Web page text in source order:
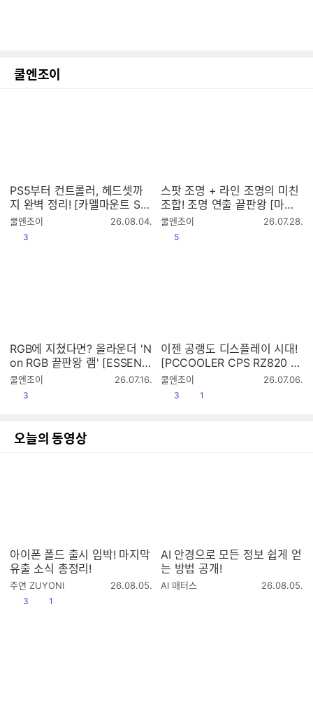
쿨엔조이
PS5부터 컨트롤러, 헤드셋까
지 완벽 정리! [카멜마운트 SM
BB4, SMBB5]
쿨엔조이
작
26.08.04.
공감
3
스팟 조명 + 라인 조명의 미친
조합! 조명 연출 끝판왕 [마이
크로닉스 WIZMAX 샤인]
쿨엔조이
작
26.07.28.
공감
5
RGB에 지쳤다면? 올라운더 'N
on RGB 끝판왕 램' [ESSENC
ORE KLEVV DDR56000 CL
30 BOLT V 패키지 서린]
쿨엔조이
작
26.07.16.
공감
3
이젠 공랭도 디스플레이 시대!
[PCCOOLER CPS RZ820 Di
splay]
쿨엔조이
작
26.07.06.
공감
3 1
오늘의 동영상
아이폰 폴드 출시 임박! 마지막
유출 소식 총정리!
주연 ZUYONI
작
26.08.05.
공감
3 1
AI 안경으로 모든 정보 쉽게 얻
는 방법 공개!
AI 매터스
작
26.08.05.